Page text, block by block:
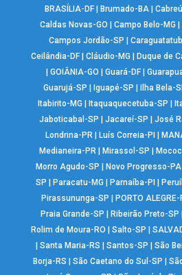
BRASÍLIA-DF| Brumado-BA|
Caldas Novas-GO
|Campo Belo-MG |
Campos Jordão-SP
Ceilândia-DF| Cláudio-MG Duque de
GOIÂNIA-GO Guará-DF|
Guarujá-SP
Iguapé-SP Ilha Bela-
Itabirito-MG
Itaquaquecetuba-SP
Jaboticabal-SP
Jacareí-SP José
Londrina-PR| Luís Correia-PI
Medianeira-PR
Mirassol-SP
Morro Agudo-SP
Novo Progresso-PA
SP
Paracatu-MG Parnaíba-PI
Pirassununga-SP
PORTO ALEGRE-
Praia Grande-SP
Ribeirão Preto-SP
Rolim de Moura-RO
Salto-SP
|Santa Maria-RS |Santos-SP |São
Borja-RS
|São Caetano do Sul-SP |